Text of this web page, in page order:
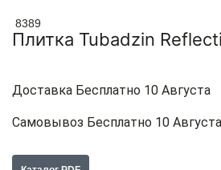
8389
Плитка Tubadzin
Доставка Бесплатно 10 Августа
Самовывоз Бесплатно 10 Августа